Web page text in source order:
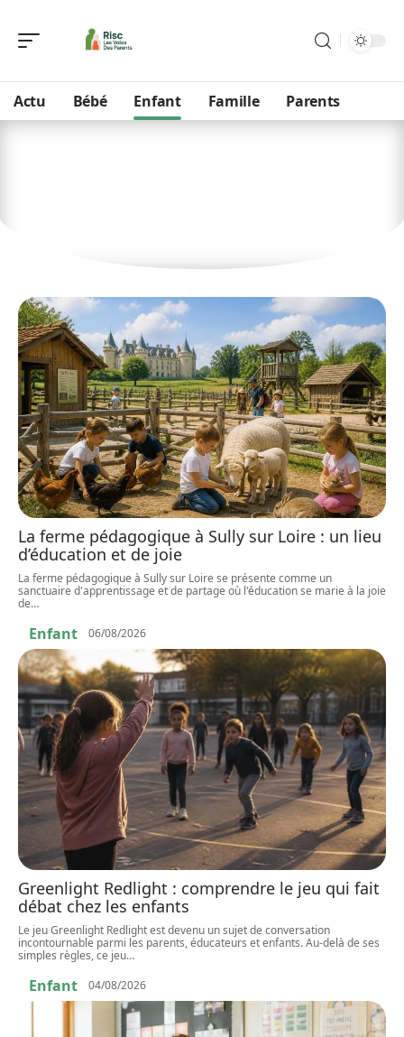
Actu Bébé Enfant Famille Parents
La ferme pédagogique à Sully sur Loire : un lieu
d’éducation et de joie
La ferme pédagogique à Sully sur Loire se présente comme un
sanctuaire d'apprentissage et de partage où l'éducation se marie à la joie
de…
Enfant 06/08/2026
Greenlight Redlight : comprendre le jeu qui fait
débat chez les enfants
Le jeu Greenlight Redlight est devenu un sujet de conversation
incontournable parmi les parents, éducateurs et enfants. Au-delà de ses
simples règles, ce jeu…
Enfant 04/08/2026